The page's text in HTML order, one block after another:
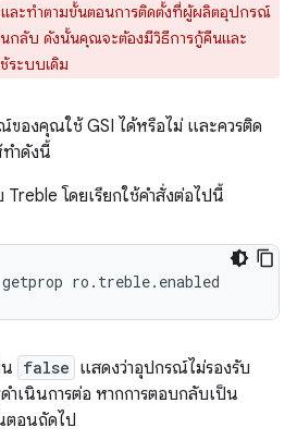
ละทำตามขั้นตอนการติดตั้งที่ผู้ผลิตอุปกรณ์
นกลับ ดังนั้นคุณจะต้องมีวิธีการกู้คืนและ
ระบบเดิม
ของคุณใช้ GSI ได้หรือไม่ และควรติด
ทำดังนี้
Treble โดยเรียกใช้คำสั่งต่อไปนี้
ro.treble.enabled
false แสดงว่าอุปกรณ์ไม่รองรับ
ำเนินการต่อ หากการตอบกลับเป็น
ตอนถัดไป